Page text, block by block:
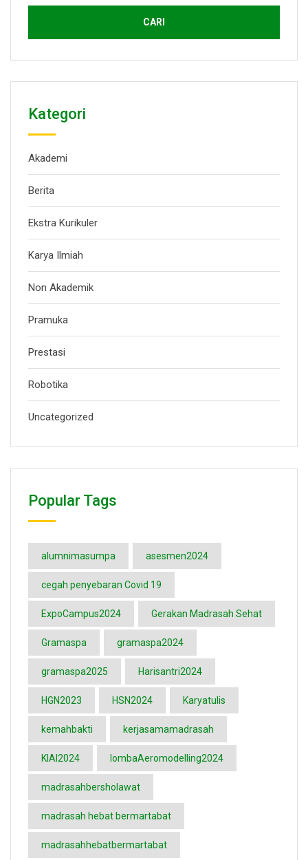
Kategori
Akademi
Berita
Ekstra Kurikuler
Karya Ilmiah
Non Akademik
Pramuka
Prestasi
Robotika
Uncategorized
Popular Tags
alumnimasumpa asesmen2024
cegah penyebaran Covid 19
ExpoCampus2024 Gerakan Madrasah Sehat
Gramaspa gramaspa2024
gramaspa2025 Harisantri2024
HGN2023 HSN2024 Karyatulis
kemahbakti kerjasamamadrasah
KIAI2024 lombaAeromodelling2024
madrasahbersholawat
madrasah hebat bermartabat
madrasahhebatbermartabat